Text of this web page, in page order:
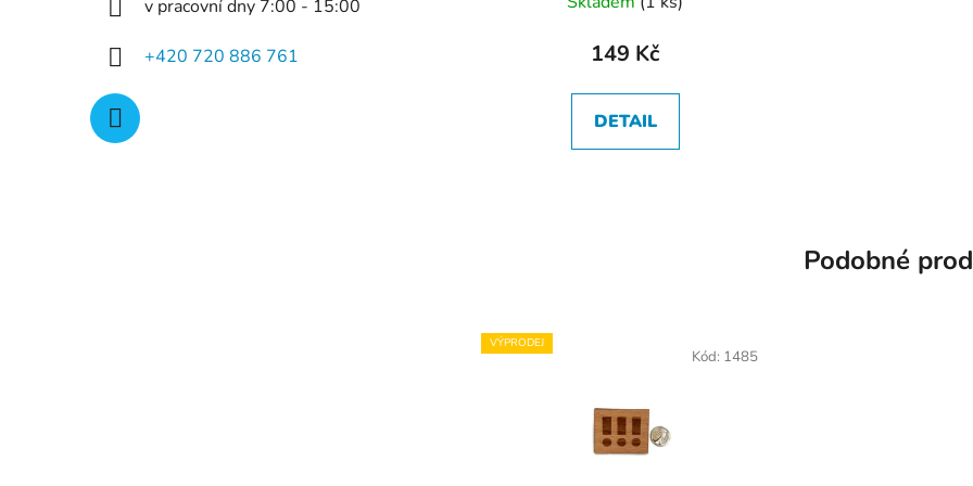
v pracovní dny 7:00 - 15:00
+420 720 886 761
hodnocení
produktu
5,0
z
149 Kč
DETAIL
Podobné
VÝPRODEJ
Kód: 1485